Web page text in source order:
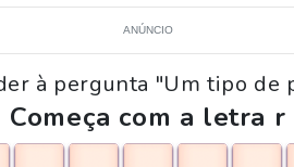
ANÚNCIO
à pergunta "Um tipo de
Começa com a letra r